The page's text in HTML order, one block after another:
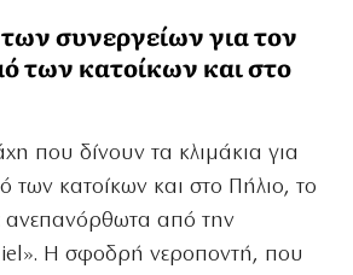
συνεργείων για τον
των κατοίκων και στο
που δίνουν τα κλιμάκια για
των κατοίκων και στο Πήλιο, το
ανεπανόρθωτα από την
Η σφοδρή νεροποντή, που